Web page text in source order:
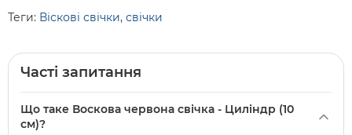
Теги: Віскові свічки, свічки
Часті запитання
Що таке Воскова червона свічка - Циліндр (10
см)?